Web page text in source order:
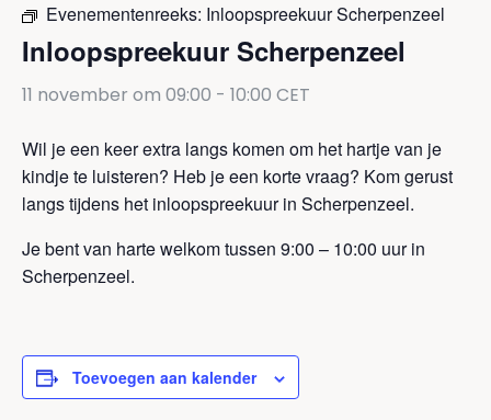
Evenementenreeks: Inloopspreekuur Scherpenzeel
Inloopspreekuur Scherpenzeel
11 november om 09:00 - 10:00 CET
Wil je een keer extra langs komen om het hartje van je
kindje te luisteren? Heb je een korte vraag? Kom gerust
langs tijdens het inloopspreekuur in Scherpenzeel.
Je bent van harte welkom tussen 9:00 – 10:00 uur in
Scherpenzeel.
Toevoegen aan kalender